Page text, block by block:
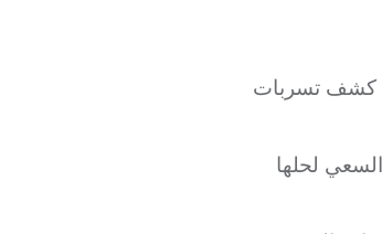
كشف تسربات
لحلها